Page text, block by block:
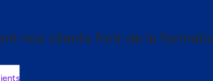
nos clients font de la